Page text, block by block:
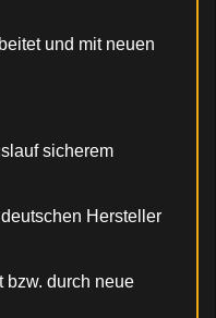
und mit neuen
sicherem
Hersteller
bzw. durch neue